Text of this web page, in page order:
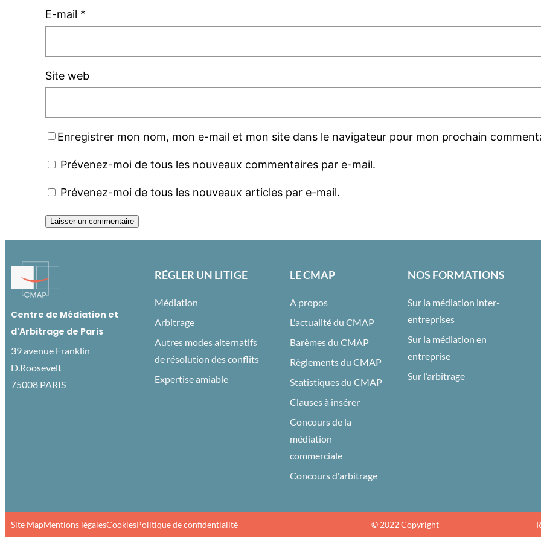
E-mail *
Site web
Enregistrer mon nom, mon e-mail et mon site dans le navigateur pour mon prochain
Prévenez-moi de tous les nouveaux commentaires par e-mail.
Prévenez-moi de tous les nouveaux articles par e-mail.
Centre de Médiation et
d'Arbitrage de Paris
39 avenue Franklin
D.Roosevelt
75008 PARIS
RÉGLER UN LITIGE
Médiation
Arbitrage
Autres modes alternatifs
de résolution des conflits
Expertise amiable
LE CMAP
A propos
L'actualité du CMAP
Barèmes du CMAP
Règlements du CMAP
Statistiques du CMAP
Clauses à insérer
Concours de la
médiation
commerciale
Concours d'arbitrage
NOS FORMATIONS
Sur la médiation inter-
entreprises
Sur la médiation en
entreprise
Sur l’arbitrage
Site MapMentions légalesCookiesPolitique de confidentialité © 2022 Copyright